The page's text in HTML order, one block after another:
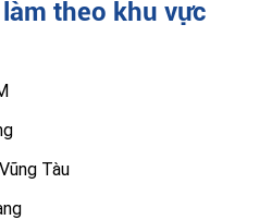
theo khu vực
Tàu